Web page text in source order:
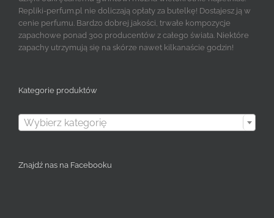
Repliki-perfum.pl nie doliczają opłaty za butelkę! Dostajesz ją w
cenie perfumu. Bardzo dobrej jakości, trwałe kompozycje
zapachowe ponad 300 producentów z całego świata. Niektóre
zapachy utrzymują się na skórze nawet kilkanaście godzin!
Kategorie produktów
Wybierz kategorię
Znajdź nas na Facebooku